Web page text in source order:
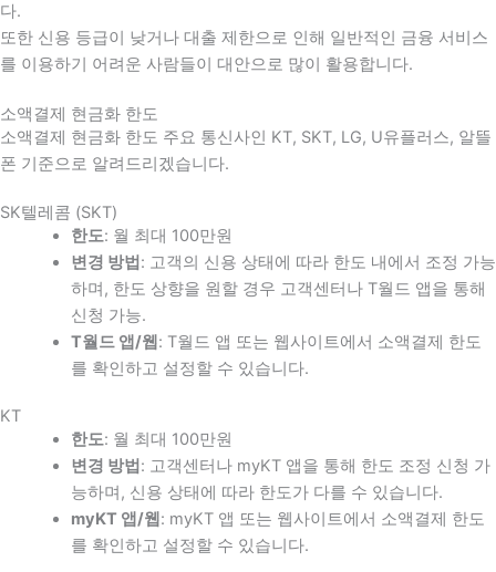
다.
또한 신용 등급이 낮거나 대출 제한으로 인해 일반적인 금융 서비스
를 이용하기 어려운 사람들이 대안으로 많이 활용합니다.
소액결제 현금화 한도
소액결제 현금화 한도 주요 통신사인 KT, SKT, LG, U유플러스, 알뜰
폰 기준으로 알려드리겠습니다.
SK텔레콤 (SKT)
한도: 월 최대 100만원
변경 방법 : 고객의 신용 상태에 따라 한도 내에서 조정 가능
하며, 한도 상향을 원할 경우 고객센터나 T월드 앱을 통해
신청 가능.
T월드 앱/웹 : T월드 앱 또는 웹사이트에서 소액결제 한도
를 확인하고 설정할 수 있습니다.
KT
한도: 월 최대 100만원
변경 방법 : 고객센터나 myKT 앱을 통해 한도 조정 신청 가
능하며, 신용 상태에 따라 한도가 다를 수 있습니다.
myKT 앱/웹 : myKT 앱 또는 웹사이트에서 소액결제 한도
를 확인하고 설정할 수 있습니다.